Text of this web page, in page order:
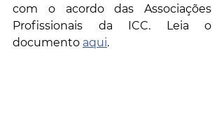
com o acordo das Associações
Profissionais da ICC. Leia o
documento aqui.